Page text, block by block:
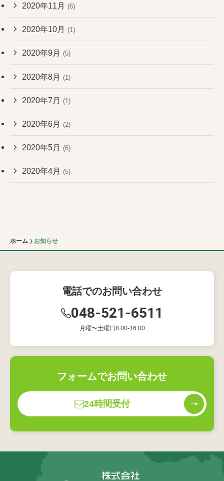
2020年11月 (6)
2020年10月 (1)
2020年9月 (5)
2020年8月 (1)
2020年7月 (1)
2020年6月 (2)
2020年5月 (6)
2020年4月 (5)
ホーム お知らせ
電話でのお問い合わせ
048-521-6511
月曜〜土曜日8:00-16:00
フォームでお問い合わせ
24時間受付